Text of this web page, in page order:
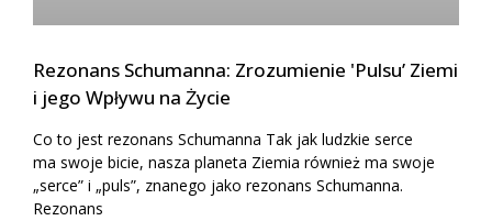
Rezonans Schumanna: Zrozumienie 'Pulsu’ Ziemi
i jego Wpływu na Życie
Co to jest rezonans Schumanna Tak jak ludzkie serce
ma swoje bicie, nasza planeta Ziemia również ma swoje
„serce” i „puls”, znanego jako rezonans Schumanna.
Rezonans